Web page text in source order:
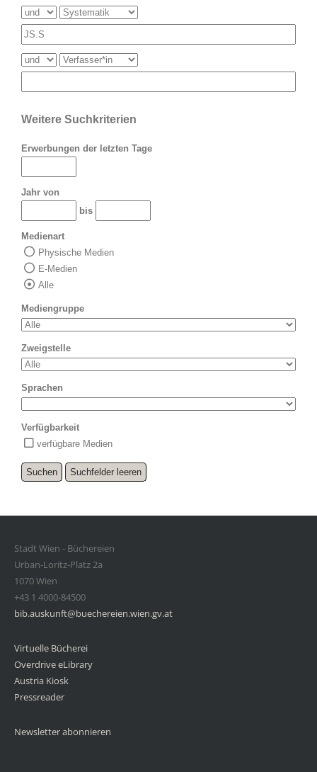
Weitere Suchkriterien
Erwerbungen der letzten Tage
Jahr von
bis
Medienart
Physische Medien
E-Medien
Alle
Mediengruppe
Zweigstelle
Sprachen
Verfügbarkeit
verfügbare Medien
Stadt Wien - Büchereien
Urban-Loritz-Platz 2a
1070 Wien
+43 1 4000-84500
bib.auskunft@buechereien.wien.gv.at
Virtuelle Bücherei
Overdrive eLibrary
Austria Kiosk
Pressreader
Newsletter abonnieren